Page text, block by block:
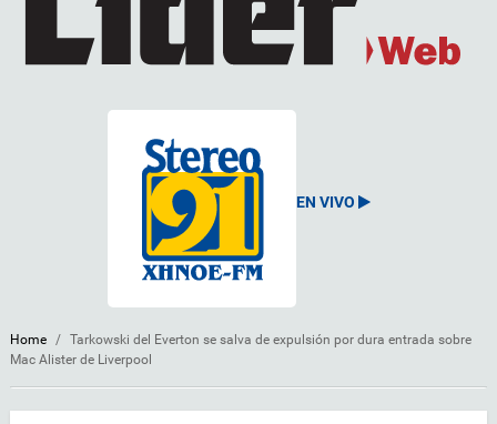
EN VIVO
Home / Tarkowski del Everton se salva de expulsión por dura entrada sobre
Mac Alister de Liverpool